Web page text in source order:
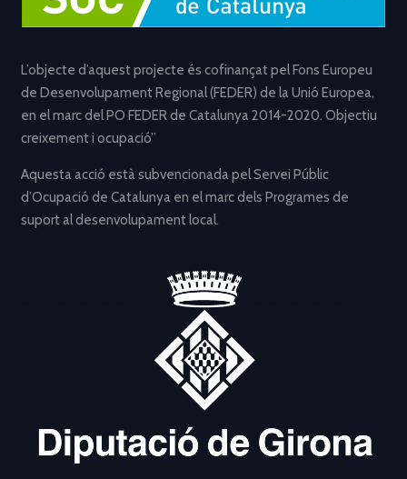
L’objecte d’aquest projecte és cofinançat pel Fons Europeu
de Desenvolupament Regional (FEDER) de la Unió Europea,
en el marc del PO FEDER de Catalunya 2014-2020. Objectiu
creixement i ocupació”
Aquesta acció està subvencionada pel Servei Públic
d’Ocupació de Catalunya en el marc dels Programes de
suport al desenvolupament local.